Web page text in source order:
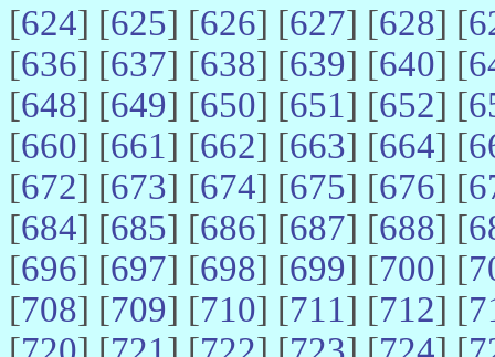
[624] [625] [626] [627] [628] [
[636] [637] [638] [639] [640] [
[648] [649] [650] [651] [652] [
[660] [661] [662] [663] [664] [
[672] [673] [674] [675] [676] [
[684] [685] [686] [687] [688] [
[696] [697] [698] [699] [700] [
[708] [709] [710] [711] [712] [